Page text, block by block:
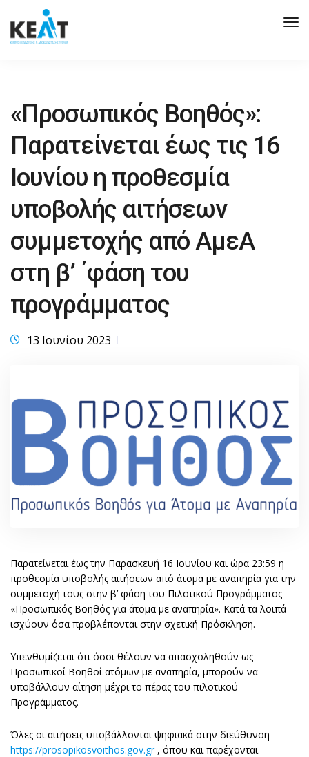
«Προσωπικός Βοηθός»:
Παρατείνεται έως τις 16
Ιουνίου η προθεσμία
υποβολής αιτήσεων
συμμετοχής από ΑμεΑ
στη β’ ΄φάση του
προγράμματος
13 Ιουνίου 2023
Παρατείνεται έως την Παρασκευή 16 Ιουνίου και ώρα 23:59 η
προθεσμία υποβολής αιτήσεων από άτομα με αναπηρία για την
συμμετοχή τους στην β’ φάση του Πιλοτικού Προγράμματος
«Προσωπικός Βοηθός για άτομα με αναπηρία». Κατά τα λοιπά
ισχύουν όσα προβλέπονται στην σχετική Πρόσκληση.
Υπενθυμίζεται ότι όσοι θέλουν να απασχοληθούν ως
Προσωπικοί Βοηθοί ατόμων με αναπηρία, μπορούν να
υποβάλλουν αίτηση μέχρι το πέρας του πιλοτικού
Προγράμματος.
Όλες οι αιτήσεις υποβάλλονται ψηφιακά στην διεύθυνση
https://prosopikosvoithos.gov.gr, όπου και παρέχονται